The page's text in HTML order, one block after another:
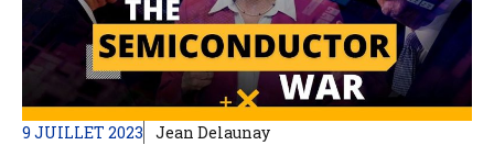
9 JUILLET 2023 Jean Delaunay